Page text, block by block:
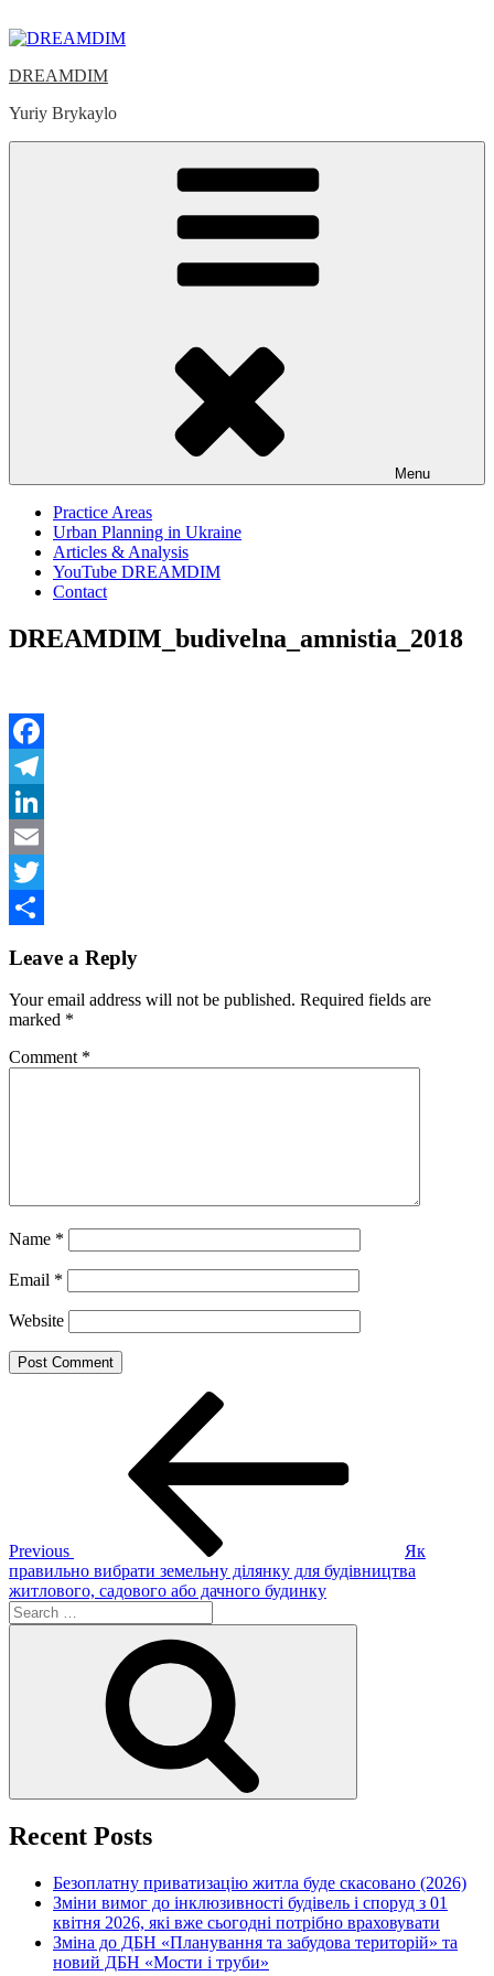
to
DREAMDIM
Yuriy Brykaylo
Menu
Practice Areas
Urban Planning in Ukraine
Articles & Analysis
YouTube DREAMDIM
Contact
DREAMDIM_budivelna_amnistia_2018
Facebook
Telegram
LinkedIn
Email
Twitter
Leave a Reply
Your email address will not be published. Required fields are
marked *
Comment *
Name *
Email *
Website
Previous
Як
правильно вибрати земельну ділянку для будівництва
житлового, садового або дачного будинку
Search
for:
Recent Posts
Безоплатну приватизацію житла буде скасовано (2026)
Зміни вимог до інклюзивності будівель і споруд з 01
квітня 2026, які вже сьогодні потрібно враховувати
Зміна до ДБН «Планування та забудова територій» та
новий ДБН «Мости і труби»